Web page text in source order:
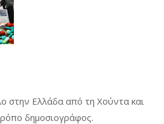
στην Ελλάδα από τη Χούντα και
δημοσιογράφος.